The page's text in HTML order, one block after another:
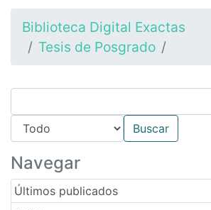
Biblioteca Digital Exactas
Tesis de Posgrado
Navegar
Últimos publicados